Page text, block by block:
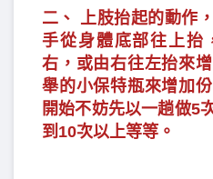
二、 上肢抬起的動作
手從身體底部往上抬
右，或由右往左抬來
舉的小保特瓶來增加
開始不妨先以一趟做5
到10次以上等等。